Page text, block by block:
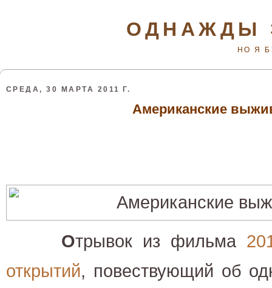
ОДНАЖДЫ
НО Я
СРЕДА, 30 МАРТА 2011 Г.
Американские
Отрывок из фильма
открытий, повествующий об